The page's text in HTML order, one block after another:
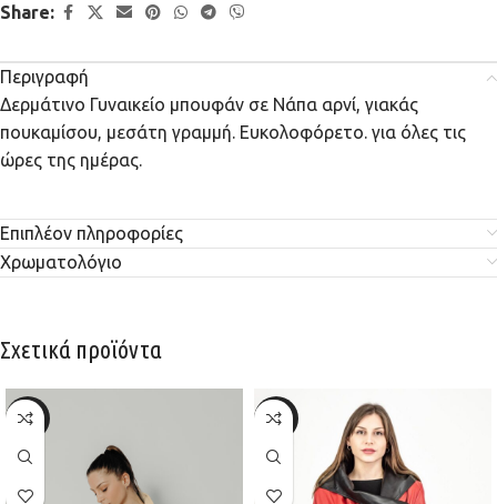
Share:
Περιγραφή
Δερμάτινο Γυναικείο μπουφάν σε Νάπα αρνί, γιακάς
πουκαμίσου, μεσάτη γραμμή. Ευκολοφόρετο. για όλες τις
ώρες της ημέρας.
Επιπλέον πληροφορίες
Χρωματολόγιο
Σχετικά προϊόντα
-30% -30%